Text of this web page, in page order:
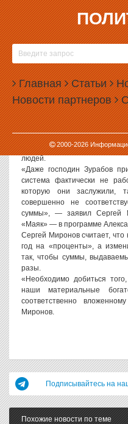
Главная Статьи
Новости партнеров О
2000-2026
26.03.2007, 11:22
ЛИДЕР ПАРТИИ
СЕРГЕЙ МИРОНОВ:
ТАК, ЧТОБЫ СУММЫ,
ПОЖИЛЫМ ЛЮДЯМ,
Лидер партии
Федерации Сергей
кардинальным образом
чтобы в разы увеличить
людей.
«Даже господин Зурабов
система фактически не
которую они заслужили,
совершенно не
суммы», — заявил Сергей
«Маяк» — в программе
Сергей Миронов считает,
год на «проценты», а
так, чтобы суммы,
разы.
«Необходимо добиться
наши материальные
соответственно
Миронов.
Подписывайтесь на
Похожие новости по теме